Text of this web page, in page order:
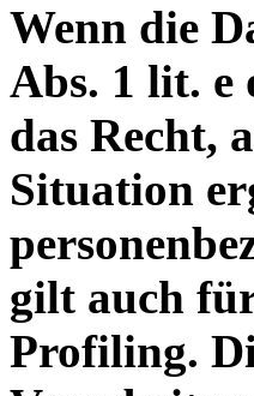
Wenn die
Abs. 1 lit. e
das Recht,
Situation
gilt auch
Profiling.